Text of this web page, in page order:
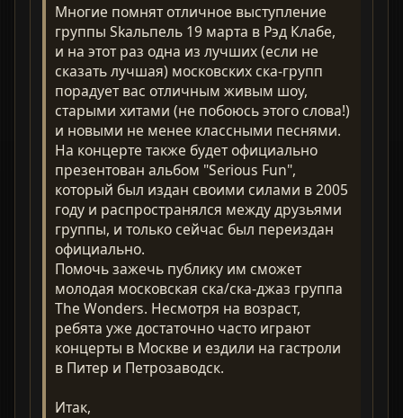
Многие помнят отличное выступление
группы Skaльпель 19 марта в Рэд Клабе,
и на этот раз одна из лучших (если не
сказать лучшая) московских ска-групп
порадует вас отличным живым шоу,
старыми хитами (не побоюсь этого слова!)
и новыми не менее классными песнями.
На концерте также будет официально
презентован альбом "Serious Fun",
который был издан своими силами в 2005
году и распространялся между друзьями
группы, и только сейчас был переиздан
официально.
Помочь зажечь публику им сможет
молодая московская ска/ска-джаз группа
The Wonders. Несмотря на возраст,
ребята уже достаточно часто играют
концерты в Москве и ездили на гастроли
в Питер и Петрозаводск.
Итак,